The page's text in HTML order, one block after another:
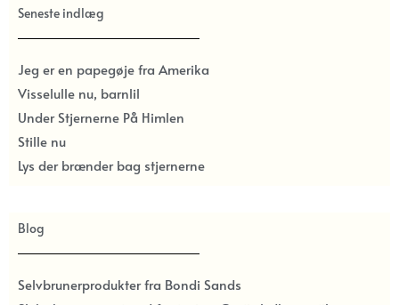
Seneste indlæg
Jeg er en papegøje fra Amerika
Visselulle nu, barnlil
Under Stjernerne På Himlen
Stille nu
Lys der brænder bag stjernerne
Blog
Selvbrunerprodukter fra Bondi Sands